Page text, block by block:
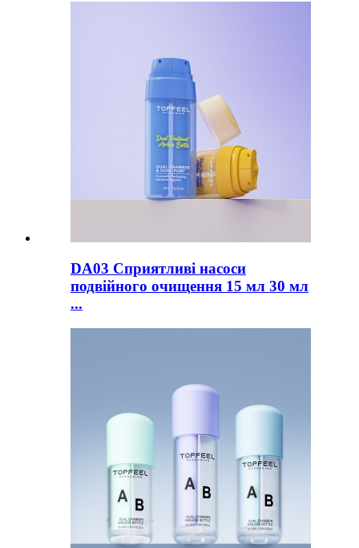
DA03 Сприятливі насоси
подвійного очищення 15 мл 30 мл
...